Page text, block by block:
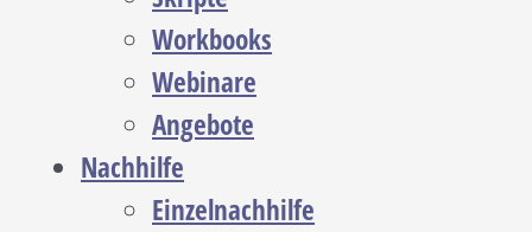
Workbooks
Webinare
Angebote
Nachhilfe
Einzelnachhilfe